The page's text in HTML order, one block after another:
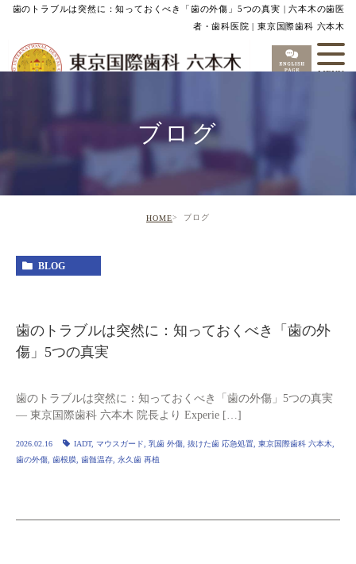
歯のトラブルは突然に：知っておくべき「歯の外傷」5つの真実 | 六本木の歯医
者・歯科医院 | 東京国際歯科 六本木
ブログ
HOME ブログ
BLOG
歯のトラブルは突然に：知っておくべき「歯の外
傷」5つの真実
歯のトラブルは突然に：知っておくべき「歯の外傷」5つの真実
— 東京国際歯科 六本木 院長より Experie […]
2026.02.16 IADT, マウスガード 乳歯 外傷 抜けた歯 応急処置 東京国際歯科 六本木
歯の外傷 歯根膜 歯髄温存 永久歯 再植